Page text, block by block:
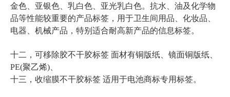
金色、亚银色、乳白色、亚光乳白色。抗水、油及化学物
品等性能较重要的产品标签，用于卫生间用品、化妆品、
电器、机械产品，特别适合耐高新产品的信息标签。
十二，可移除胶不干胶标签 面材有铜版纸、镜面铜版纸、
PE(聚乙烯)、
十三，收缩膜不干胶标签 适用于电池商标专用标签。